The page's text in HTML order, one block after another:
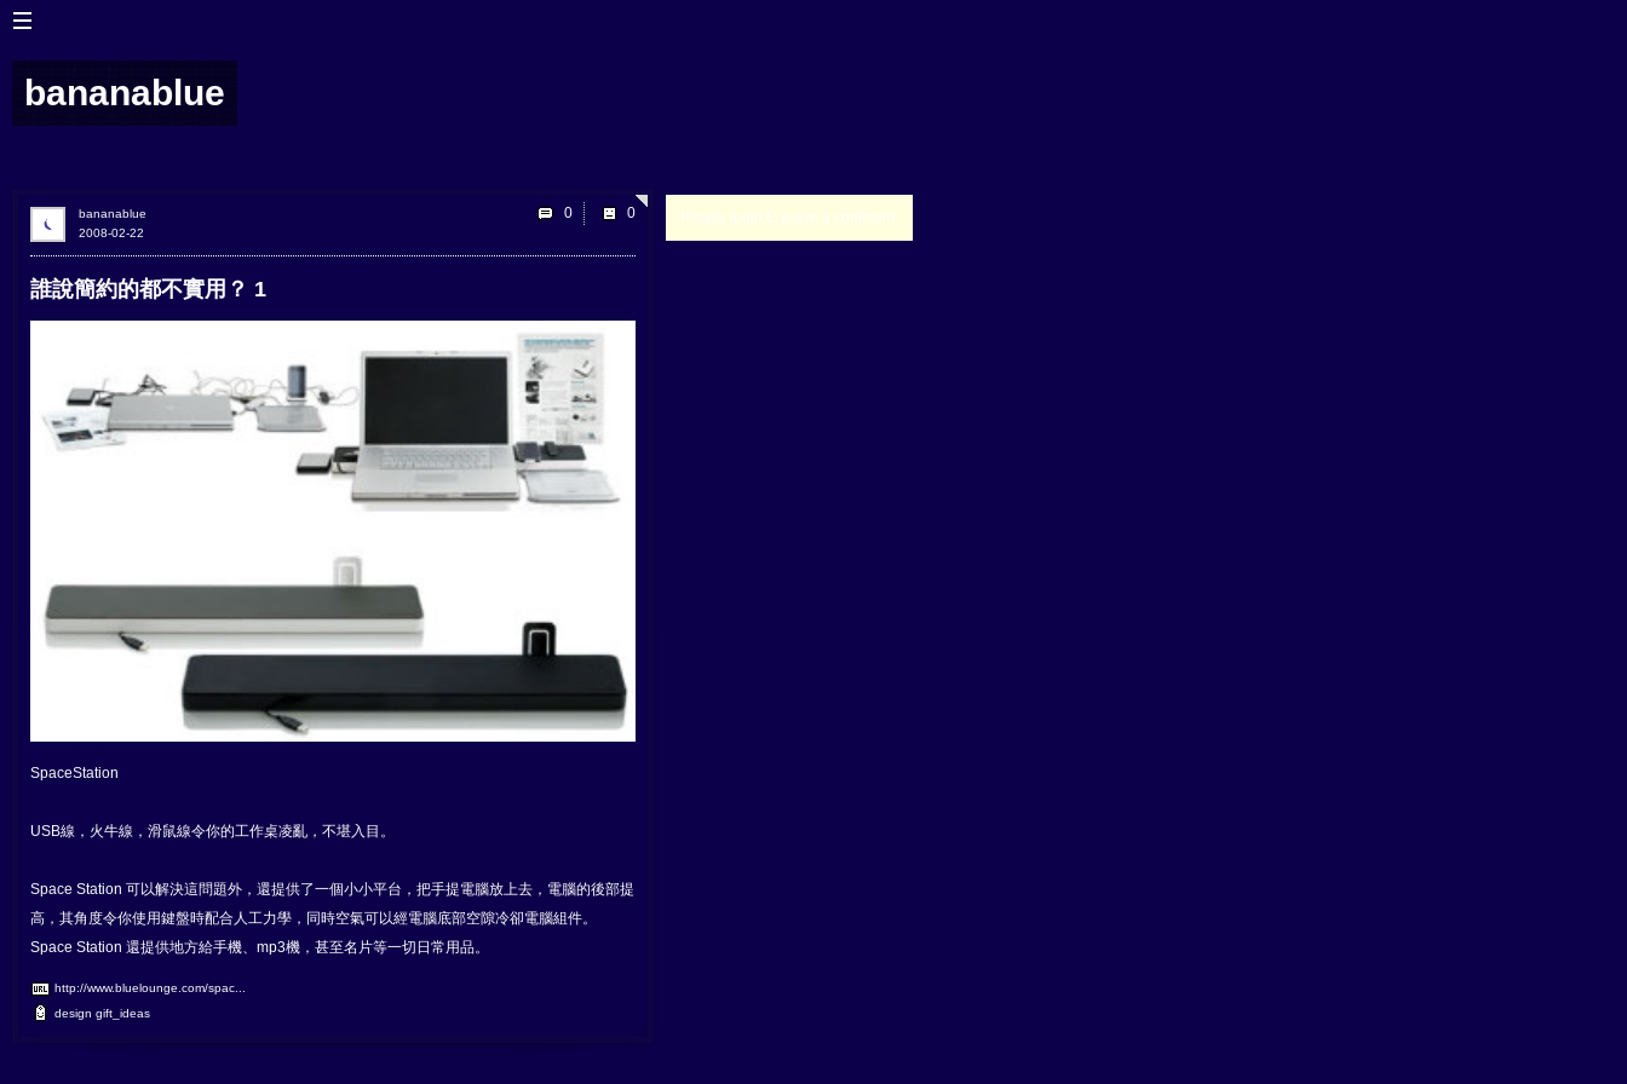
bananablue
誰說簡約的都不實用？ 1
SpaceStation
USB線，火牛線，滑鼠線令你的工作桌凌亂，不堪入目。
Space Station 可以解決這問題外，還提供了一個小小平台，把手提電腦放上去，電腦的後部提
高，其角度令你使用鍵盤時配合人工力學，同時空氣可以經電腦底部空隙冷卻電腦組件。
Space Station 還提供地方給手機、mp3機，甚至名片等一切日常用品。
http://www.bluelounge.com/spac...
design gift_ideas
2008-02-22
bananablue 0 Please login to leave a comment.